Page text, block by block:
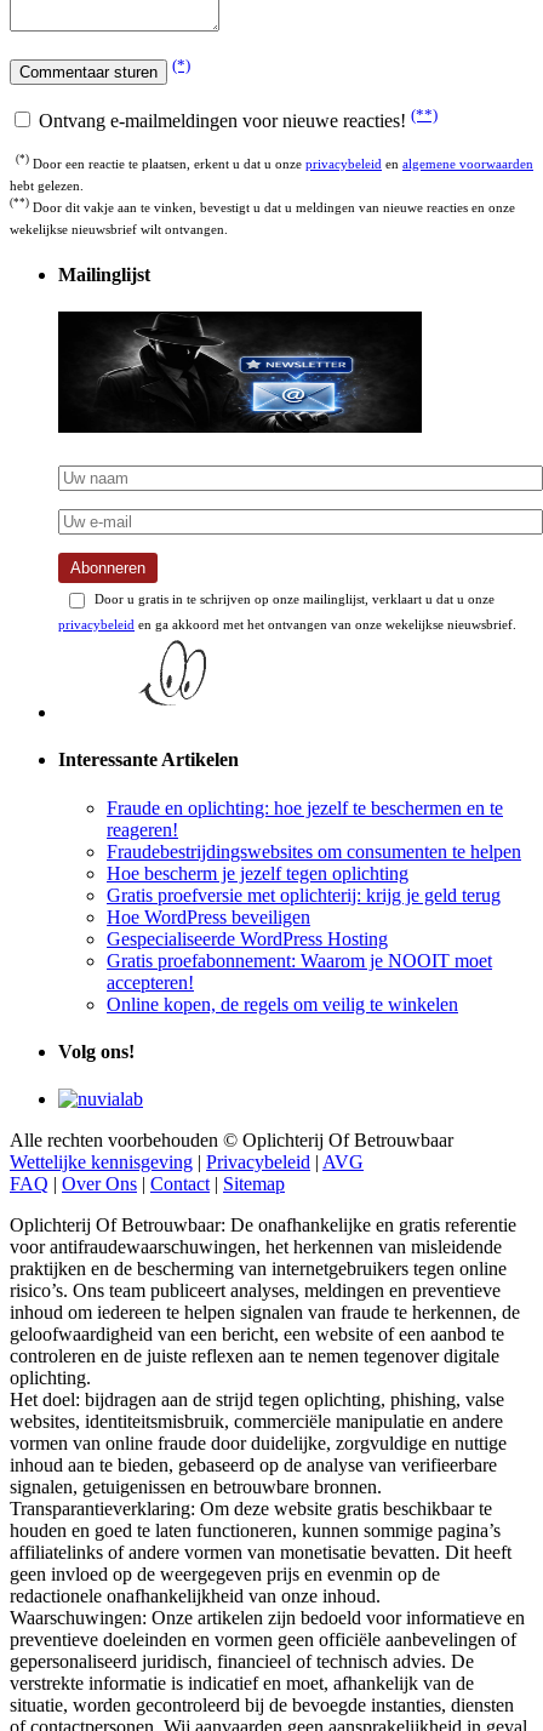
(*)
Ontvang e-mailmeldingen voor nieuwe reacties! (**)
(*) Door een reactie te plaatsen, erkent u dat u onze privacybeleid en algemene voorwaarden
hebt gelezen.
(**) Door dit vakje aan te vinken, bevestigt u dat u meldingen van nieuwe reacties en onze
wekelijkse nieuwsbrief wilt ontvangen.
Mailinglijst
Abonneren
Door u gratis in te schrijven op onze mailinglijst, verklaart u dat u onze
privacybeleid en ga akkoord met het ontvangen van onze wekelijkse nieuwsbrief.
Interessante Artikelen
Fraude en oplichting: hoe jezelf te beschermen en te
reageren!
Fraudebestrijdingswebsites om consumenten te helpen
Hoe bescherm je jezelf tegen oplichting
Gratis proefversie met oplichterij: krijg je geld terug
Hoe WordPress beveiligen
Gespecialiseerde WordPress Hosting
Gratis proefabonnement: Waarom je NOOIT moet
accepteren!
Online kopen, de regels om veilig te winkelen
Volg ons!
Alle rechten voorbehouden © Oplichterij Of Betrouwbaar
Wettelijke kennisgeving | Privacybeleid | AVG
FAQ | Over Ons | Contact | Sitemap
Oplichterij Of Betrouwbaar: De onafhankelijke en gratis referentie
voor antifraudewaarschuwingen, het herkennen van misleidende
praktijken en de bescherming van internetgebruikers tegen online
risico’s. Ons team publiceert analyses, meldingen en preventieve
inhoud om iedereen te helpen signalen van fraude te herkennen, de
geloofwaardigheid van een bericht, een website of een aanbod te
controleren en de juiste reflexen aan te nemen tegenover digitale
oplichting.
Het doel: bijdragen aan de strijd tegen oplichting, phishing, valse
websites, identiteitsmisbruik, commerciële manipulatie en andere
vormen van online fraude door duidelijke, zorgvuldige en nuttige
inhoud aan te bieden, gebaseerd op de analyse van verifieerbare
signalen, getuigenissen en betrouwbare bronnen.
Transparantieverklaring: Om deze website gratis beschikbaar te
houden en goed te laten functioneren, kunnen sommige pagina’s
affiliatelinks of andere vormen van monetisatie bevatten. Dit heeft
geen invloed op de weergegeven prijs en evenmin op de
redactionele onafhankelijkheid van onze inhoud.
Waarschuwingen: Onze artikelen zijn bedoeld voor informatieve en
preventieve doeleinden en vormen geen officiële aanbevelingen of
gepersonaliseerd juridisch, financieel of technisch advies. De
verstrekte informatie is indicatief en moet, afhankelijk van de
situatie, worden gecontroleerd bij de bevoegde instanties, diensten